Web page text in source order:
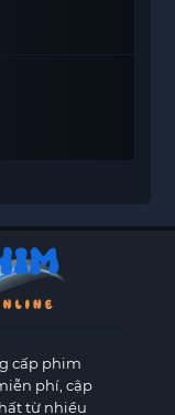
cấp phim
phí, cập
từ nhiều